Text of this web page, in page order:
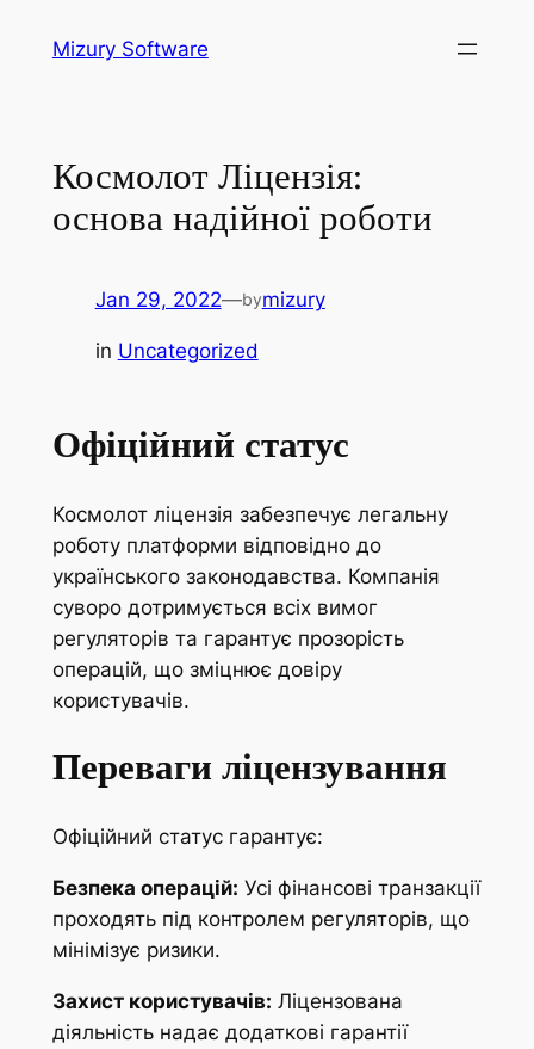
Mizury Software
Космолот Ліцензія:
основа надійної роботи
Jan 29, 2022—bymizury
in Uncategorized
Офіційний статус
Космолот ліцензія забезпечує легальну
роботу платформи відповідно до
українського законодавства. Компанія
суворо дотримується всіх вимог
регуляторів та гарантує прозорість
операцій, що зміцнює довіру
користувачів.
Переваги ліцензування
Офіційний статус гарантує:
Безпека операцій: Усі фінансові транзакції
проходять під контролем регуляторів, що
мінімізує ризики.
Захист користувачів: Ліцензована
діяльність надає додаткові гарантії